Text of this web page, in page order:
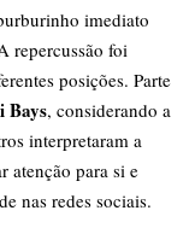
imediato
repercussão foi
posições. Parte
Bays, considerando a
interpretaram a
atenção para si e
nas redes sociais.